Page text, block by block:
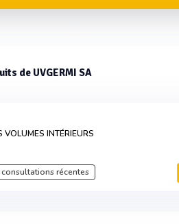
de UVGERMI SA
VOLUMES INTÉRIEURS
consultations récentes